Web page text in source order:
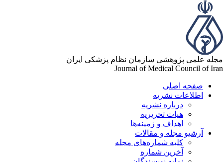
علمی پژوهشی سازمان نظام پزشکی ایران
Journal of Medical Council of
صفحه اصلی
اطلاعات نشریه
درباره نشریه
هیات تحریریه
اهداف و زمینه‌ها
آرشیو مجله و مقالات
کلیه شماره‌های مجله
آخرین شماره